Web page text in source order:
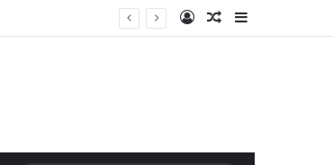
Log InRandom Article
Sidebar